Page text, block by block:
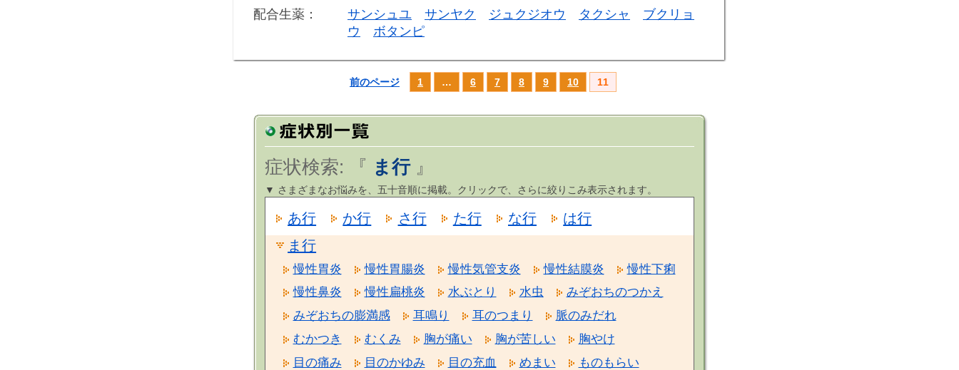
配合生薬：
サンシュユ サンヤク ジュクジオウ タクシャ
ブクリョ
ウ
ボタンピ
前のページ 1 … 6 7 8 9 10 11
症状検索: 『 ま行』
▼ さまざまなお悩みを、五十音順に掲載。クリックで、さらに絞りこみ表示されます。
あ行 か行 さ行 た行 な行
は行
ま行
慢性胃炎 慢性胃腸炎 慢性気管支炎 慢性結膜炎
慢性下痢
慢性鼻炎
慢性扁桃炎 水ぶとり 水虫
みぞおちのつかえ
みぞおちの膨満感
耳鳴り 耳のつまり
脈のみだれ
むかつき
むくみ 胸が痛い 胸が苦しい
胸やけ
目の痛み
目のかゆみ 目の充血 めまい ものもらい